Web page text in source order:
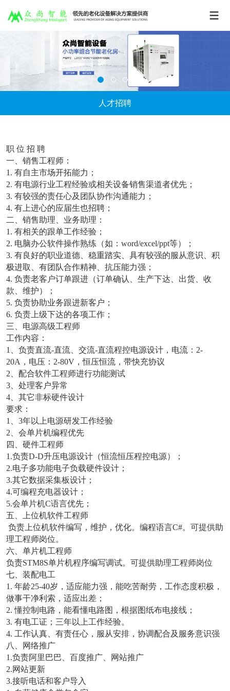
人才招聘
职 位 招 聘
一、销售工程师：
1. 有自主市场开拓能力；
2. 有电源行业工程经验或相关设备销售渠道者优先；
3. 有较强的责任心及团队协作沟通能力；
4. 有上进心的应届生也招聘；
二、销售助理、业务助理：
1. 有相关的跟单工作经验；
2. 电脑办公软件操作熟练（如：word/excel/ppt等）；
3. 有良好的职业道德、稳重踏实、具有较强的服从意识、积
极进取、有团队合作精神、抗压能力强；
4. 负责老客户订单跟进（订单确认、生产下达、出货、收
款、维护）；
5. 负责协助业务跟进新客户；
6. 负责上级下达的各项工作；
三、电源高级工程师
工作内容：
1、负责直流-直流、交流-直流程控电源设计，电流：2-
20A，电压：2-80V，恒压恒流，带快充协议
2、配合软件工程师进行功能测试
3、处理客户异常
4、其它非标硬件设计
要求：
1、3年以上电源研发工作经验
2、会单片机编程优先
四、硬件工程师
1.负责D-D升压电源设计（恒流恒压程控电源）；
2.电子多功能电子负载硬件设计；
3.其它数据采集板设计；
4.可编程充电器设计；
5.会单片机C语言优先；
五、上位机软件工程师
负责上位机软件编写，维护，优化。编程语言C#。可提供助
理工程师岗位。
六、单片机工程师
负责STM8S单片机程序编写调试。可提供助理工程师岗位
七、装配电工
1. 年龄25-40岁，适应能力强，能吃苦耐劳，工作态度积极，
做事干净利索，适应出差；
2. 懂控制电路，能看懂电路图，根据图纸布电接线；
3. 有电工证；三年以上工作经验。
4. 工作认真、有责任心，服从安排，协调配合及服务意识强
八、网络推广
1.负责阿里巴巴、百度推广、网站推广
2.网站更新
3.接听电话和客户导入